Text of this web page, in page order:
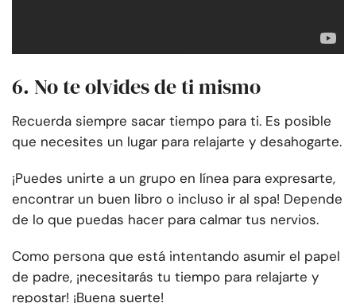
6. No te olvides de ti mismo
Recuerda siempre sacar tiempo para ti. Es posible
que necesites un lugar para relajarte y desahogarte.
¡Puedes unirte a un grupo en línea para expresarte,
encontrar un buen libro o incluso ir al spa! Depende
de lo que puedas hacer para calmar tus nervios.
Como persona que está intentando asumir el papel
de padre, ¡necesitarás tu tiempo para relajarte y
repostar! ¡Buena suerte!